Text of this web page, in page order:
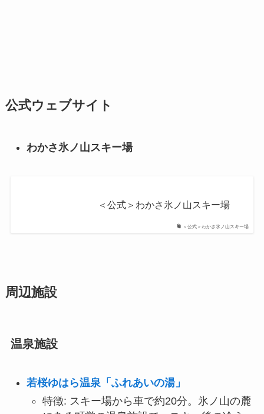
公式ウェブサイト
わかさ氷ノ山スキー場
＜公式＞わかさ氷ノ山スキー場
＜公式＞わかさ氷ノ山スキー場
周辺施設
温泉施設
若桜ゆはら温泉「ふれあいの湯」
特徴: スキー場から車で約20分。氷ノ山の麓